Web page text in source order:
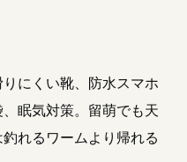
にくい靴、防水スマホ
眠気対策。留萌でも天
れるワームより帰れる